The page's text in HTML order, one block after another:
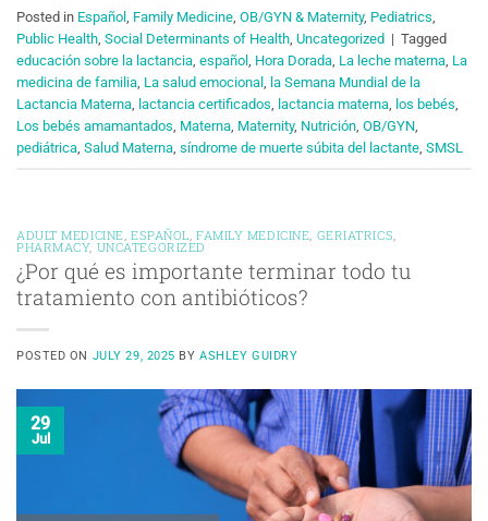
Posted in Español , Family Medicine, OB/GYN & Maternity, Pediatrics,
Public Health, Social Determinants of Health, Uncategorized | Tagged
educación sobre la lactancia, español , Hora Dorada, La leche materna, La
medicina de familia, La salud emocional , la Semana Mundial de la
Lactancia Materna, lactancia certificados, lactancia materna, los bebés,
Los bebés amamantados, Materna, Maternity, Nutrición, OB/GYN,
pediátrica, Salud Materna, síndrome de muerte súbita del lactante, SMSL
ADULT MEDICINE ESPAÑOL ,FAMILY MEDICINE GERIATRICS
PHARMACY, UNCATEGORIZED
¿Por qué es importante terminar todo tu
tratamiento con antibióticos?
POSTED ON JULY 29, 2025 BYASHLEY GUIDRY
29
Jul